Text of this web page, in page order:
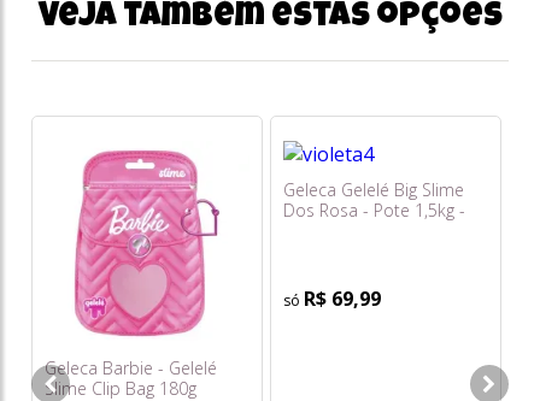
Veja também estas opções
Geleca Barbie - Gelelé
Slime Clip Bag 180g
Geleca Gelelé Big Slime
Dos Rosa - Pote 1,5kg -
R$ 69,99